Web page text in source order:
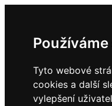
Tyto webové
cookies a další
vylepšení